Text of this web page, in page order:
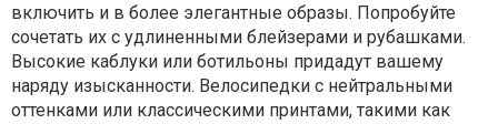
включить и в более элегантные образы. Попробуйте
сочетать их с удлиненными блейзерами и рубашками.
Высокие каблуки или ботильоны придадут вашему
наряду изысканности. Велосипедки с нейтральными
оттенками или классическими принтами, такими как